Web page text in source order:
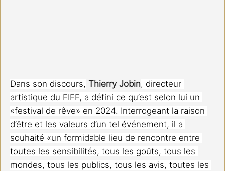
Dans son discours, Thierry Jobin, directeur
artistique du FIFF, a défini ce qu’est selon lui un
«festival de rêve» en 2024. Interrogeant la raison
d’être et les valeurs d’un tel événement, il a
souhaité «un formidable lieu de rencontre entre
toutes les sensibilités, tous les goûts, tous les
mondes, tous les publics, tous les avis, toutes les